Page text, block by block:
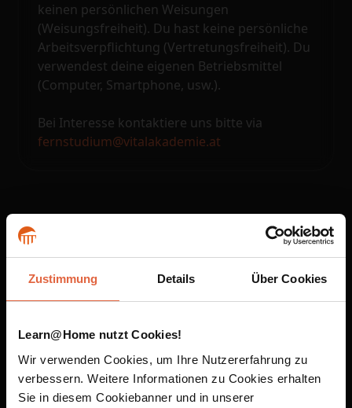
Zustimmung Details Über Cookies
Learn@Home nutzt Cookies!
Wir verwenden Cookies, um Ihre Nutzererfahrung zu
verbessern. Weitere Informationen zu Cookies erhalten
Sie in diesem Cookiebanner und in unserer
keinen persönlichen Weisungen
(Weisungsfreiheit). Du hast keine persönliche
Arbeitsverpflichtung (Vertretungsfreiheit). Du
verwendest deine eigenen Betriebsmittel
(Computer, Smartphone, usw.).
Bei Interesse kontaktiere uns bitte via
fernstudium@vitalakademie.at
Unsere Fernstudien sind
auf dem Smartphone und
App Store ist eine Marke von Apple Inc., eingetragen in den USA und anderen Ländern